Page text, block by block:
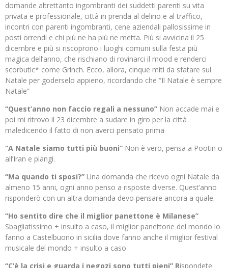
domande altrettanto ingombranti dei suddetti parenti su vita
privata e professionale, città in prenda al delirio e al traffico,
incontri con parenti ingombranti, cene aziendali pallosissime in
posti orrendi e chi più ne ha più ne metta. Più si avvicina il 25
dicembre e più si riscoprono i luoghi comuni sulla festa più
magica dell’anno, che rischiano di rovinarci il mood e renderci
scorbutic* come Grinch. Ecco, allora, cinque miti da sfatare sul
Natale per goderselo appieno, ricordando che “Il Natale è sempre
Natale”
“Quest’anno non faccio regali a nessuno” Non accade mai e
poi mi ritrovo il 23 dicembre a sudare in giro per la città
maledicendo il fatto di non averci pensato prima
“A Natale siamo tutti più buoni” Non è vero, pensa a Pootin o
all’Iran e piangi.
“Ma quando ti sposi?” Una domanda che ricevo ogni Natale da
almeno 15 anni, ogni anno penso a risposte diverse. Quest’anno
risponderò con un altra domanda devo pensare ancora a quale.
“Ho sentito dire che il miglior panettone è Milanese”
Sbagliatissimo + insulto a caso, il miglior panettone del mondo lo
fanno a Castelbuono in sicilia dove fanno anche il miglior festival
musicale del mondo + insulto a caso
“C’è la crisi e guarda i negozi sono tutti pieni” Rispondete